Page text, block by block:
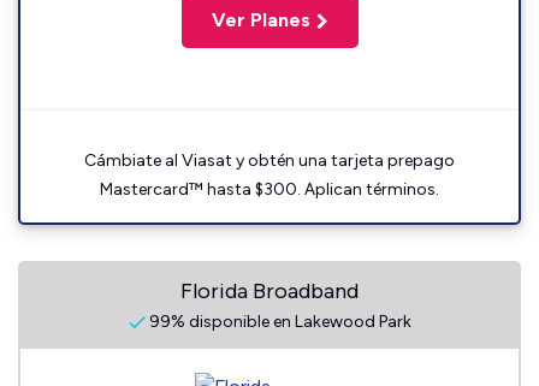
Ver Planes
Cámbiate al Viasat y obtén una tarjeta prepago
Mastercard™ hasta $300. Aplican términos.
Florida Broadband
99% disponible en Lakewood Park